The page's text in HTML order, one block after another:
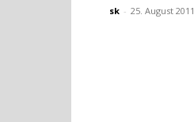
sk - 25. August 2011